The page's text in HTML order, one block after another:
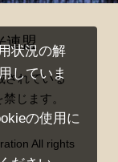
連盟
されている
じます。
All rights
状況の解
していま
の使用に